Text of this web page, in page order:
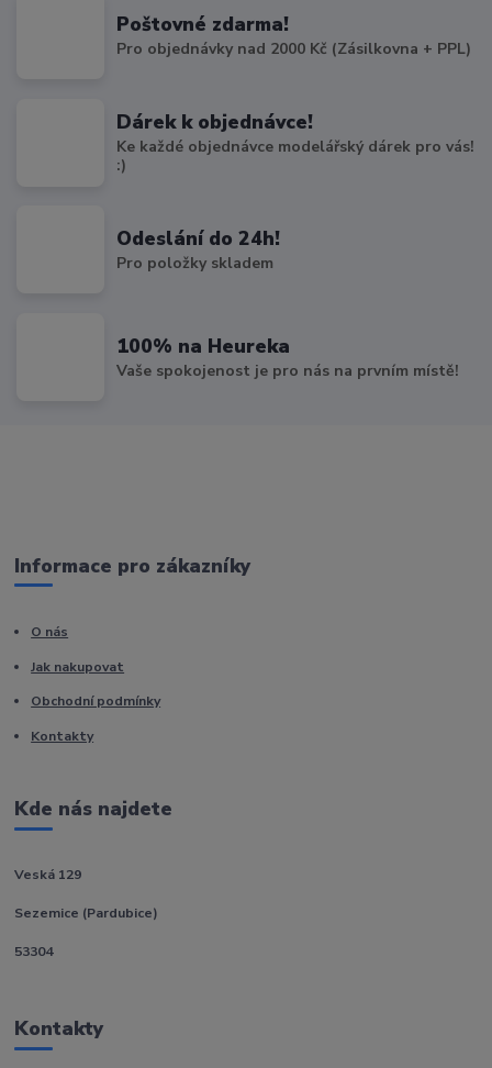
Poštovné zdarma!
Pro objednávky nad 2000 Kč (Zásilkovna + PPL)
Dárek k objednávce!
Ke každé objednávce modelářský dárek pro vás!
:)
Odeslání do 24h!
Pro položky skladem
100% na Heureka
Vaše spokojenost je pro nás na prvním místě!
Informace pro zákazníky
O nás
Jak nakupovat
Obchodní podmínky
Kontakty
Kde nás najdete
Veská 129
Sezemice (Pardubice)
53304
Kontakty